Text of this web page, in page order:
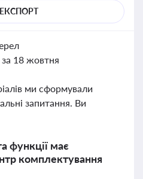
ЕКСПОРТ
за 18 жовтня
ми сформували
запитання. Ви
функції має
комплектування